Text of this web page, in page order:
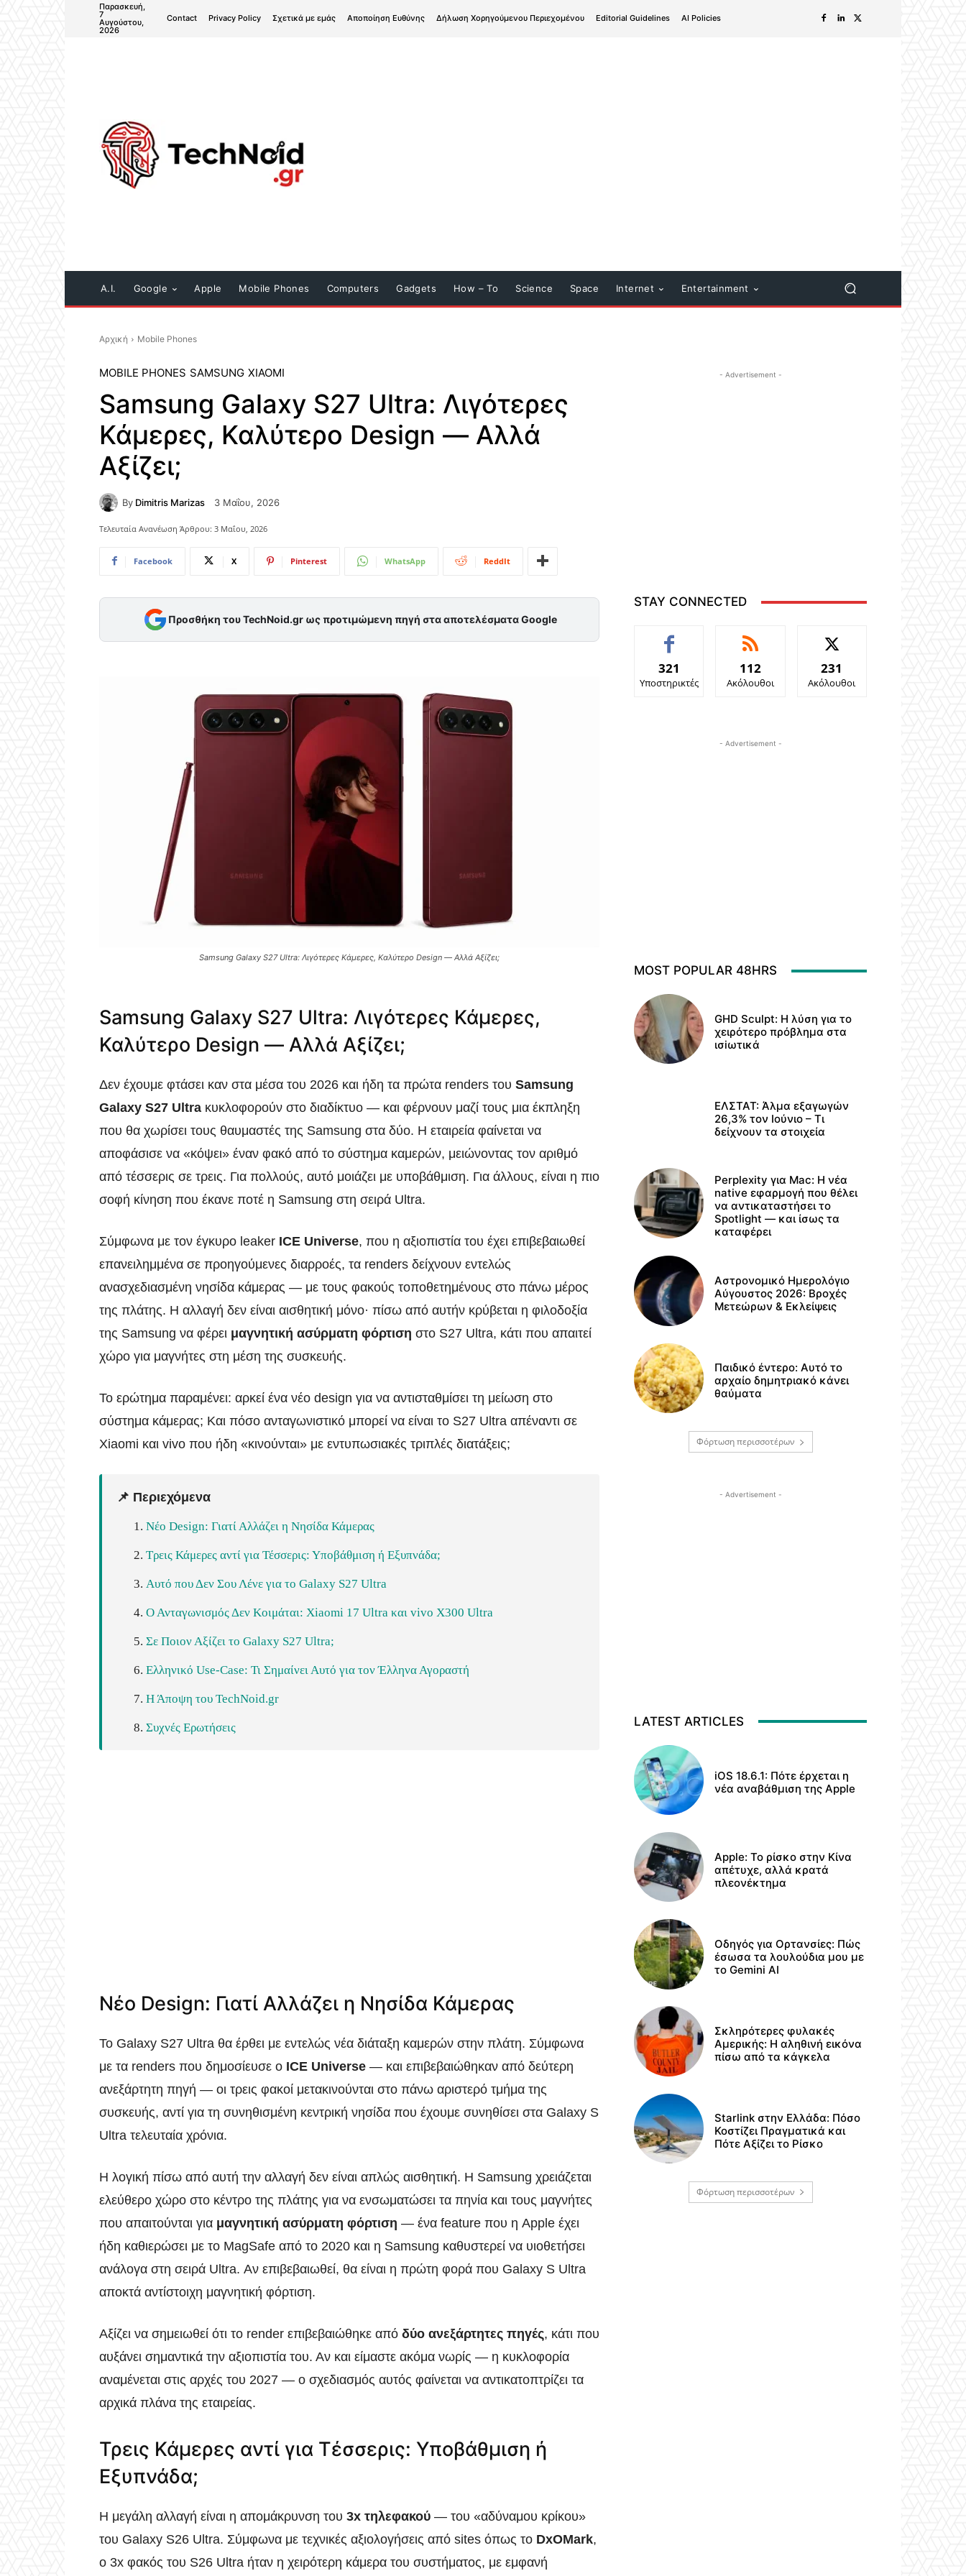
Παρασκευή,
7
Αυγούστου,
2026
Contact Privacy Policy Σχετικά με εμάς Αποποίηση Ευθύνης Δήλωση Χορηγούμενου Περιεχομένου Editorial Guidelines AI Policies
A.I. Google Apple Mobile Phones Computers Gadgets How – To Science Space Internet Entertainment
Αρχική Mobile Phones
MOBILE PHONES SAMSUNG XIAOMI
Samsung Galaxy S27 Ultra: Λιγότερες
Κάμερες, Καλύτερο Design — Αλλά
Αξίζει;
By Dimitris Marizas 3 Μαΐου, 2026
Τελευταία Ανανέωση Άρθρου: 3 Μαΐου, 2026
Facebook X Pinterest WhatsApp ReddIt
Προσθήκη του TechNoid.gr ως προτιμώμενη πηγή στα αποτελέσματα Google
Samsung Galaxy S27 Ultra: Λιγότερες Κάμερες, Καλύτερο Design — Αλλά Αξίζει;
Samsung Galaxy S27 Ultra: Λιγότερες Κάμερες,
Καλύτερο Design — Αλλά Αξίζει;
Δεν έχουμε φτάσει καν στα μέσα του 2026 και ήδη τα πρώτα renders του Samsung
Galaxy S27 Ultra κυκλοφορούν στο διαδίκτυο — και φέρνουν μαζί τους μια έκπληξη
που θα χωρίσει τους θαυμαστές της Samsung στα δύο. Η εταιρεία φαίνεται να
αποφάσισε να «κόψει» έναν φακό από το σύστημα καμερών, μειώνοντας τον αριθμό
από τέσσερις σε τρεις. Για πολλούς, αυτό μοιάζει με υποβάθμιση. Για άλλους, είναι η πιο
σοφή κίνηση που έκανε ποτέ η Samsung στη σειρά Ultra.
Σύμφωνα με τον έγκυρο leaker ICE Universe, που η αξιοπιστία του έχει επιβεβαιωθεί
επανειλημμένα σε προηγούμενες διαρροές, τα renders δείχνουν εντελώς
ανασχεδιασμένη νησίδα κάμερας — με τους φακούς τοποθετημένους στο πάνω μέρος
της πλάτης. Η αλλαγή δεν είναι αισθητική μόνο· πίσω από αυτήν κρύβεται η φιλοδοξία
της Samsung να φέρει μαγνητική ασύρματη φόρτιση στο S27 Ultra, κάτι που απαιτεί
χώρο για μαγνήτες στη μέση της συσκευής.
Το ερώτημα παραμένει: αρκεί ένα νέο design για να αντισταθμίσει τη μείωση στο
σύστημα κάμερας; Και πόσο ανταγωνιστικό μπορεί να είναι το S27 Ultra απέναντι σε
Xiaomi και vivo που ήδη «κινούνται» με εντυπωσιακές τριπλές διατάξεις;
📌 Περιεχόμενα
Νέο Design: Γιατί Αλλάζει η Νησίδα Κάμερας
Τρεις Κάμερες αντί για Τέσσερις: Υποβάθμιση ή Εξυπνάδα;
Αυτό που Δεν Σου Λένε για το Galaxy S27 Ultra
Ο Ανταγωνισμός Δεν Κοιμάται: Xiaomi 17 Ultra και vivo X300 Ultra
Σε Ποιον Αξίζει το Galaxy S27 Ultra;
Ελληνικό Use-Case: Τι Σημαίνει Αυτό για τον Έλληνα Αγοραστή
Η Άποψη του TechNoid.gr
Συχνές Ερωτήσεις
Νέο Design: Γιατί Αλλάζει η Νησίδα Κάμερας
Το Galaxy S27 Ultra θα έρθει με εντελώς νέα διάταξη καμερών στην πλάτη. Σύμφωνα
με τα renders που δημοσίευσε ο ICE Universe — και επιβεβαιώθηκαν από δεύτερη
ανεξάρτητη πηγή — οι τρεις φακοί μετακινούνται στο πάνω αριστερό τμήμα της
συσκευής, αντί για τη συνηθισμένη κεντρική νησίδα που έχουμε συνηθίσει στα Galaxy S
Ultra τελευταία χρόνια.
Η λογική πίσω από αυτή την αλλαγή δεν είναι απλώς αισθητική. Η Samsung χρειάζεται
ελεύθερο χώρο στο κέντρο της πλάτης για να ενσωματώσει τα πηνία και τους μαγνήτες
που απαιτούνται για μαγνητική ασύρματη φόρτιση — ένα feature που η Apple έχει
ήδη καθιερώσει με το MagSafe από το 2020 και η Samsung καθυστερεί να υιοθετήσει
ανάλογα στη σειρά Ultra. Αν επιβεβαιωθεί, θα είναι η πρώτη φορά που Galaxy S Ultra
αποκτά αντίστοιχη μαγνητική φόρτιση.
Αξίζει να σημειωθεί ότι το render επιβεβαιώθηκε από δύο ανεξάρτητες πηγές, κάτι που
αυξάνει σημαντικά την αξιοπιστία του. Αν και είμαστε ακόμα νωρίς — η κυκλοφορία
αναμένεται στις αρχές του 2027 — ο σχεδιασμός αυτός φαίνεται να αντικατοπτρίζει τα
αρχικά πλάνα της εταιρείας.
Τρεις Κάμερες αντί για Τέσσερις: Υποβάθμιση ή
Εξυπνάδα;
Η μεγάλη αλλαγή είναι η απομάκρυνση του 3x τηλεφακού — του «αδύναμου κρίκου»
του Galaxy S26 Ultra. Σύμφωνα με τεχνικές αξιολογήσεις από sites όπως το DxOMark,
ο 3x φακός του S26 Ultra ήταν η χειρότερη κάμερα του συστήματος, με εμφανή
- Advertisement -
STAY CONNECTED
321
Υποστηρικτές
112
Ακόλουθοι
231
Ακόλουθοι
- Advertisement -
MOST POPULAR 48HRS
GHD Sculpt: Η λύση για το
χειρότερο πρόβλημα στα
ισiωτικά
ΕΛΣΤΑΤ: Άλμα εξαγωγών
26,3% τον Ιούνιο – Τι
δείχνουν τα στοιχεία
Perplexity για Mac: Η νέα
native εφαρμογή που θέλει
να αντικαταστήσει το
Spotlight — και ίσως τα
καταφέρει
Αστρονομικό Ημερολόγιο
Αύγουστος 2026: Βροχές
Μετεώρων & Εκλείψεις
Παιδικό έντερο: Αυτό το
αρχαίο δημητριακό κάνει
θαύματα
Φόρτωση περισσοτέρων
- Advertisement -
LATEST ARTICLES
iOS 18.6.1: Πότε έρχεται η
νέα αναβάθμιση της Apple
Apple: Το ρίσκο στην Κίνα
απέτυχε, αλλά κρατά
πλεονέκτημα
Οδηγός για Ορτανσίες: Πώς
έσωσα τα λουλούδια μου με
το Gemini AI
Σκληρότερες φυλακές
Αμερικής: Η αληθινή εικόνα
πίσω από τα κάγκελα
Starlink στην Ελλάδα: Πόσο
Κοστίζει Πραγματικά και
Πότε Αξίζει το Ρίσκο
Φόρτωση περισσοτέρων